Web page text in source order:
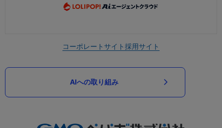
コーポレートサイト採用サイト
AIへの取り組み